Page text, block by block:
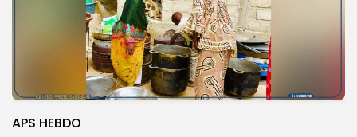
APS HEBDO